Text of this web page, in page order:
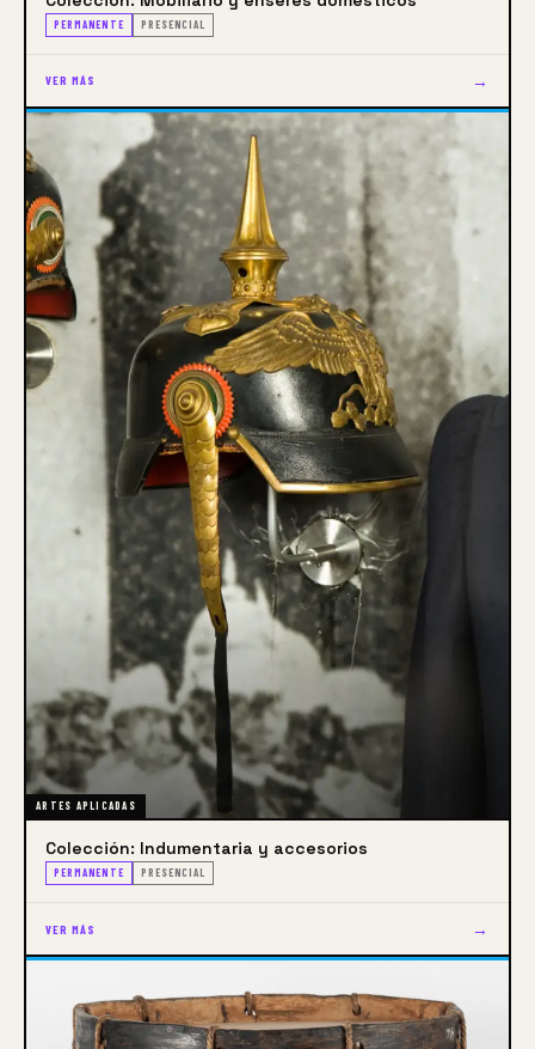
PERMANENTE PRESENCIAL
VER MÁS →
ARTES APLICADAS
Colección: Indumentaria y accesorios
PERMANENTE PRESENCIAL
VER MÁS →